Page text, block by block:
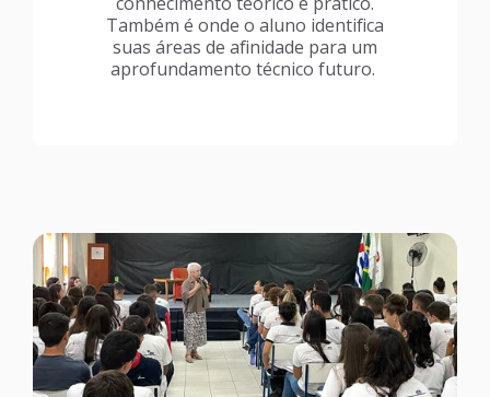
Também é onde o aluno identifica
suas áreas de afinidade para um
aprofundamento técnico futuro.